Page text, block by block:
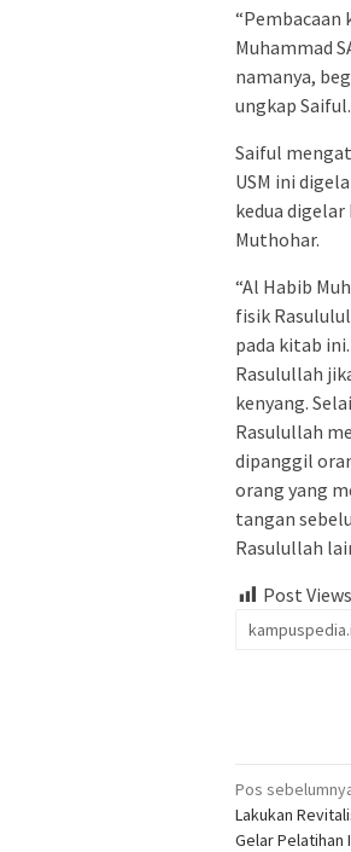
“Pembacaan
Muhammad
namanya,
ungkap Saiful.
Saiful
USM ini
kedua
Muthohar.
“Al Habib
fisik
pada kitab
Rasulullah
kenyang.
Rasulullah
dipanggil
orang yang
tangan
Rasulullah
Post
pos
Pos
Lakukan
Gelar Pelatihan